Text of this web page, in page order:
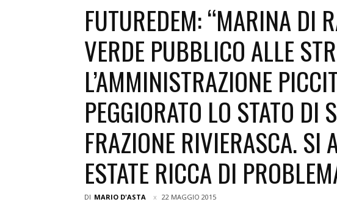
FUTUREDEM: “MARINA DI
VERDE PUBBLICO ALLE
L’AMMINISTRAZIONE
PEGGIORATO LO STATO DI
FRAZIONE RIVIERASCA. SI
ESTATE RICCA DI
DI MARIO D'ASTA 22 MAGGIO 2015